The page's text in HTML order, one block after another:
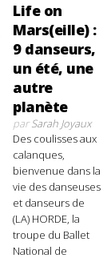
Life on
Mars(eille) :
9 danseurs,
un été, une
autre
planète
parSarah Joyaux
Des coulisses aux
calanques,
bienvenue dans la
vie des danseuses
et danseurs de
(LA) HORDE, la
troupe du Ballet
National de